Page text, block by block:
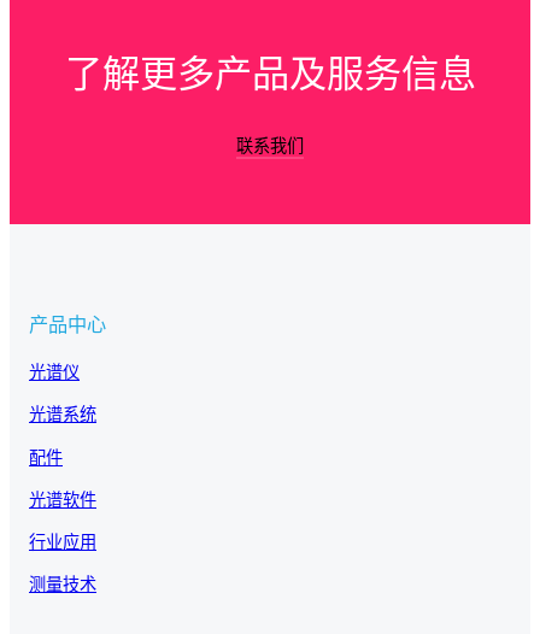
了解更多产品及服务信息
联系我们
产品中心
光谱仪
光谱系统
配件
光谱软件
行业应用
测量技术